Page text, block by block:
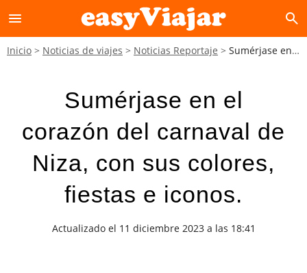
menu search
Inicio Noticias de viajes Noticias Reportaje Sumérjase en el corazón del carnaval de Niza, con sus colores, fiestas e iconos.
Sumérjase en el
corazón del carnaval de
Niza, con sus colores,
fiestas e iconos.
Actualizado el 11 diciembre 2023 a las 18:41